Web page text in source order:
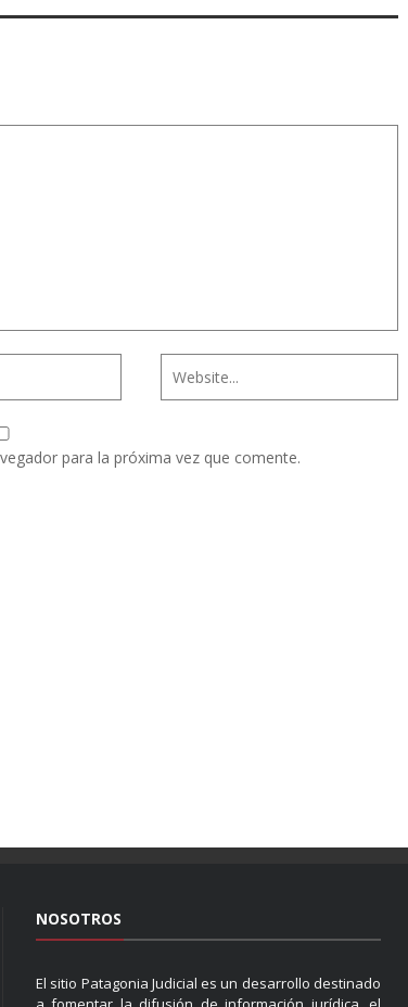
para la próxima vez que comente.
NOSOTROS
El sitio Patagonia Judicial es un desarrollo destinado